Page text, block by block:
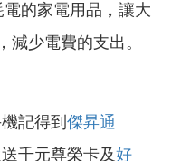
的家電用品，讓大
減少電費的支出。
記得到 傑昇通
千元尊榮卡及好